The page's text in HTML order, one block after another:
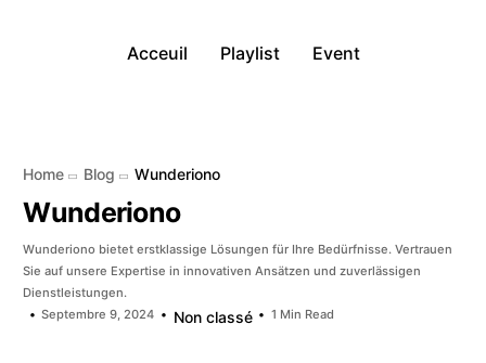
Acceuil Playlist Event
Home Blog Wunderiono
Wunderiono
Wunderiono bietet erstklassige Lösungen für Ihre Bedürfnisse. Vertrauen
Sie auf unsere Expertise in innovativen Ansätzen und zuverlässigen
Dienstleistungen.
Septembre 9, 2024
Non classé 1 Min Read